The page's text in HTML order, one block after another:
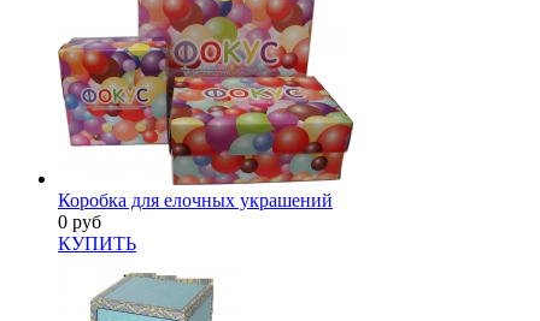
Коробка для елочных украшений
0 руб
КУПИТЬ